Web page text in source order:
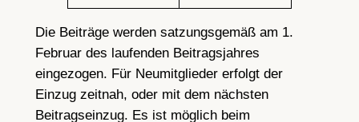
Die Beiträge werden satzungsgemäß am 1.
Februar des laufenden Beitragsjahres
eingezogen. Für Neumitglieder erfolgt der
Einzug zeitnah, oder mit dem nächsten
Beitragseinzug. Es ist möglich beim